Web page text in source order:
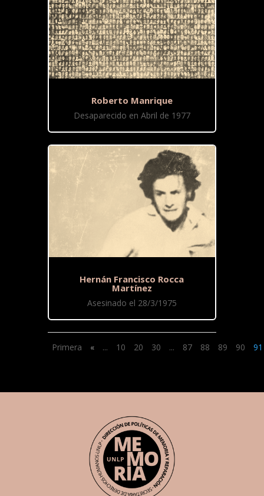
Roberto Manrique
Desaparecido en Abril de 1977
Hernán Francisco Rocca
Martínez
Asesinado el 28/3/1975
Primera « ... 10 20 30 ... 87 88 89 90 91